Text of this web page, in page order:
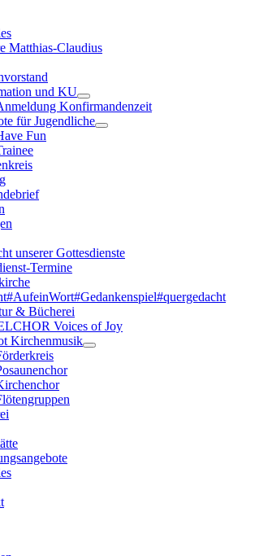
Matthias-Claudius
und KU
Konfirmandenzeit
für Jugendliche
Fun
unserer Gottesdienste
Termine
& Bücherei
Voices of Joy
Kirchenmusik